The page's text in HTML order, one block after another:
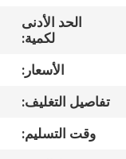
مراقبة
الجودة
اتصل
الحد الأدنى
لكمية:
الأسعار:
تفاصيل التغليف:
وقت التسليم: